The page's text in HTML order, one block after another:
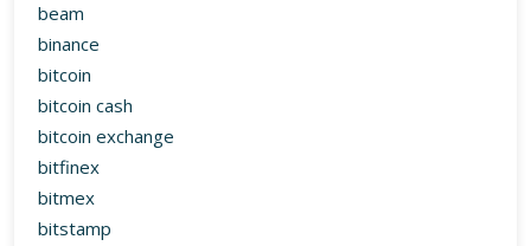
beam
binance
bitcoin
bitcoin cash
bitcoin exchange
bitfinex
bitmex
bitstamp